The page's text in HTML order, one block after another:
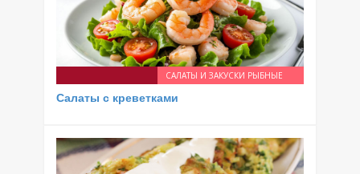
САЛАТЫ И ЗАКУСКИ РЫБНЫЕ
Салаты с креветками